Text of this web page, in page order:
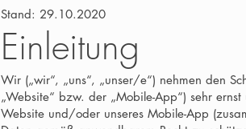
Stand: 29.10.2020
Einleitung
Wir („wir“, „uns“, „unser/e“) nehmen den
„Website“ bzw. der „Mobile-App“) sehr
Website und/oder unseres Mobile-App